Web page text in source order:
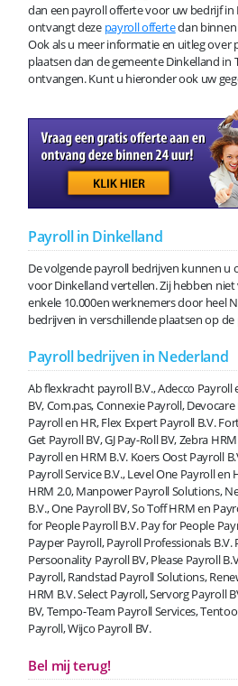
dan een payroll offerte voor uw bedrijf in
ontvangt deze payroll offertedan binnen
Ook als u meer informatie en uitleg over
plaatsen dan de gemeente Dinkelland in
ontvangen. Kunt u hieronder ook uw
Payroll in Dinkelland
De volgende payroll bedrijven kunnen u
voor Dinkelland vertellen. Zij hebben
enkele 10.000en werknemers door heel
bedrijven in verschillende plaatsen op
Payroll bedrijven in Nederland
Ab flexkracht payroll B.V., Adecco Payroll
BV, Com.pas, Connexie Payroll, Devocare
Payroll en HR, Flex Expert Payroll B.V.
Get Payroll BV, GJ Pay-Roll BV, Zebra
Payroll en HRM B.V. Koers Oost Payroll
Payroll Service B.V., Level One Payroll en
HRM 2.0, Manpower Payroll Solutions,
B.V., One Payroll BV, So Toff HRM en
for People Payroll B.V. Pay for People
Payper Payroll, Payroll Professionals B.V.
Persoonality Payroll BV, Please Payroll
Payroll, Randstad Payroll Solutions,
HRM B.V. Select Payroll, Servorg Payroll
BV, Tempo-Team Payroll Services,
Payroll, Wijco Payroll BV.
Bel mij terug!